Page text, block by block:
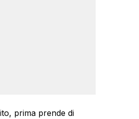
prima prende di